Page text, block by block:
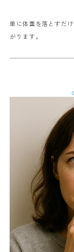
単に体重を落とすだ
がります。